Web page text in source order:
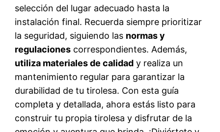
selección del lugar adecuado hasta la
instalación final. Recuerda siempre prioritizar
la seguridad, siguiendo las normas y
regulaciones correspondientes. Además,
utiliza materiales de calidad y realiza un
mantenimiento regular para garantizar la
durabilidad de tu tirolesa. Con esta guía
completa y detallada, ahora estás listo para
construir tu propia tirolesa y disfrutar de la